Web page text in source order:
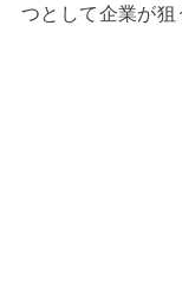
つとして企業が狙